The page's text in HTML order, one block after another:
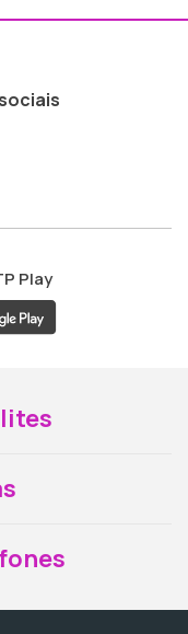
ao
Play